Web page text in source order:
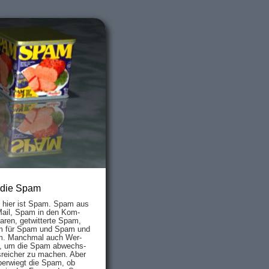
Spam
hier ist Spam. Spam aus
Spam in den Kom­
ge­twit­ter­te Spam,
für Spam und Spam und
Manch­mal auch Wer­
um die Spam ab­wechs­
zu mach­en. Aber
die Spam, ob